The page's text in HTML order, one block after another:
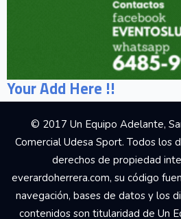
Your Add Here !!
© 2017 Un Equipo Adelante,
Comercial Udesa Sport. Todos los
derechos de propiedad
everardoherrera.com, su código
navegación, bases de datos y los
contenidos son titularidad de Un